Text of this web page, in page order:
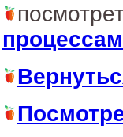
процессам